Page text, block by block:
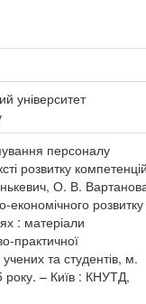
університет
персоналу
розвитку
О. В.
економічного розвитку
: матеріали
практичної
та студентів, м.
року. – Київ : КНУТД,